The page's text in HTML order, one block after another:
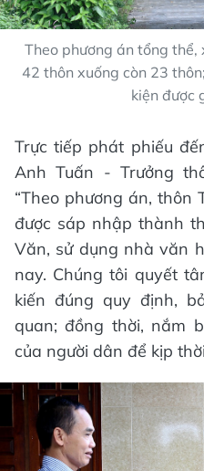
Theo phương án tổng
42 thôn xuống còn 23
kiện được
Trực tiếp phát phiếu
Anh Tuấn - Trưởng
“Theo phương án, thôn
được sáp nhập thành
Văn, sử dụng nhà văn
nay. Chúng tôi quyết
kiến đúng quy định,
quan; đồng thời, nắm
của người dân để kịp